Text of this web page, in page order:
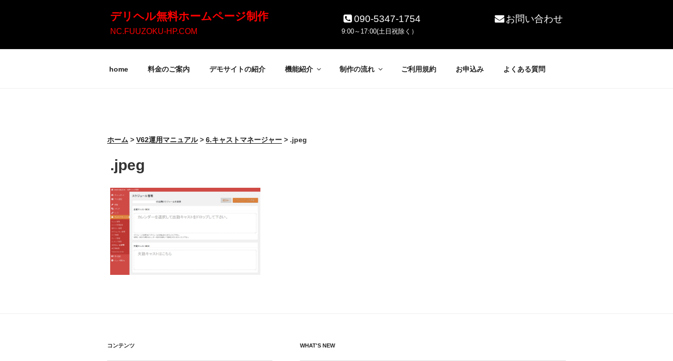
デリヘル無料ホームページ制作
NC.FUUZOKU-HP.COM
090-5347-1754
9:00～17:00(土日祝除く）
お問い合わせ
home 料金のご案内 デモサイトの紹介 機能紹介 制作の流れ ご利用規約 お申込み よくある質問
ホーム > V62運用マニュアル> 6.キャストマネージャー > .jpeg
.jpeg
コンテンツ WHAT'S NEW